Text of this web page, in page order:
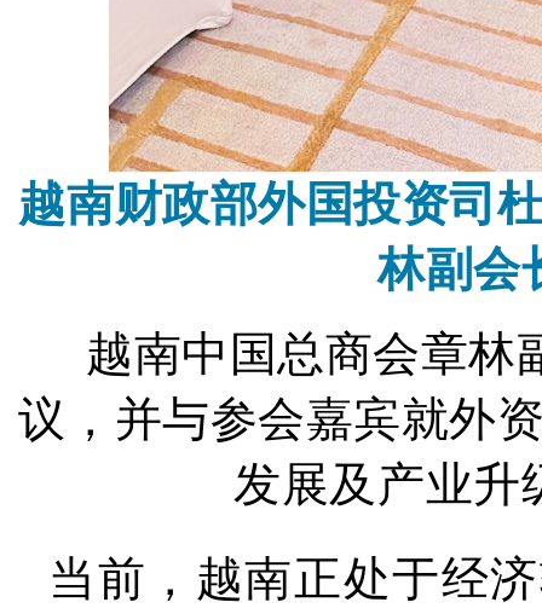
越南财政部外国投资司
林副会
越南中国总商会章林
议，并与参会嘉宾就外
发展及产业升
当前，越南正处于经